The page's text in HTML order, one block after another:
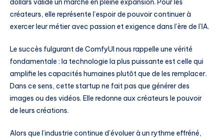
dollars valide un marché en pleine expansion. Pour les
créateurs, elle représente l’espoir de pouvoir continuer à
exercer leur métier avec passion et exigence dans l’ère de l’IA.
Le succès fulgurant de ComfyUI nous rappelle une vérité
fondamentale : la technologie la plus puissante est celle qui
amplifie les capacités humaines plutôt que de les remplacer.
Dans ce sens, cette startup ne fait pas que générer des
images ou des vidéos. Elle redonne aux créateurs le pouvoir
de leurs créations.
Alors que l’industrie continue d’évoluer à un rythme effréné,